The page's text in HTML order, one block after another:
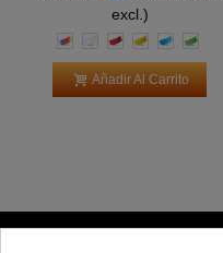
excl.)
Multicolor
Blanco
RojoAmarillo
AzulVerde
Añadir Al Carrito